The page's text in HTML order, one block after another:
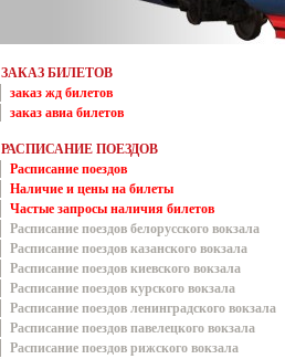
ЗАКАЗ БИЛЕТОВ
заказ жд билетов
заказ авиа билетов
РАСПИСАНИЕ ПОЕЗДОВ
Расписание поездов
Наличие и цены на билеты
Частые запросы наличия билетов
Расписание поездов белорусского вокзала
Расписание поездов казанского вокзала
Расписание поездов киевского вокзала
Расписание поездов курского вокзала
Расписание поездов ленинградского вокзала
Расписание поездов павелецкого вокзала
Расписание поездов рижского вокзала